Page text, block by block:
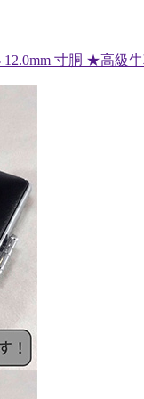
12.0mm 寸胴 ★高級